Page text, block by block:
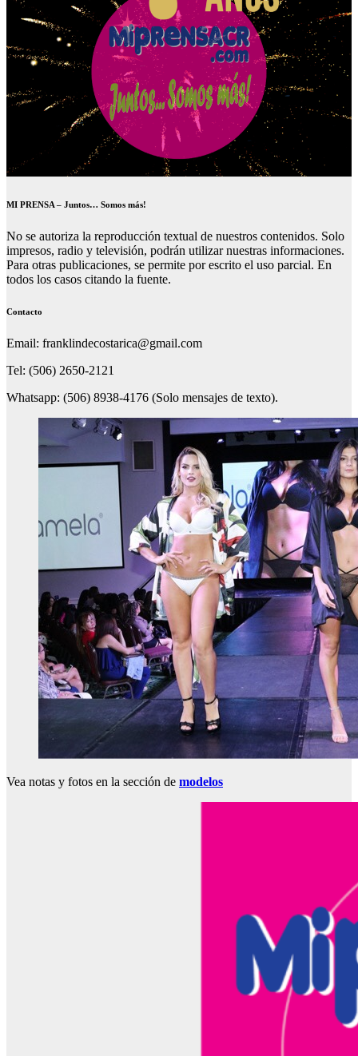
MI PRENSA – Juntos… Somos más!
No se autoriza la reproducción textual de nuestros contenidos. Solo
impresos, radio y televisión, podrán utilizar nuestras informaciones.
Para otras publicaciones, se permite por escrito el uso parcial. En
todos los casos citando la fuente.
Contacto
Email: franklindecostarica@gmail.com
Tel: (506) 2650-2121
Whatsapp: (506) 8938-4176 (Solo mensajes de texto).
Vea notas y fotos en la sección de modelos